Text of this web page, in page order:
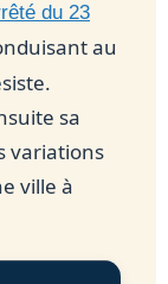
du 23
au
sa
variations
ville à